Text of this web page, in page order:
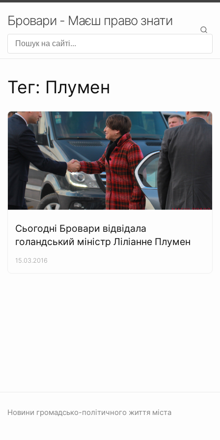
Бровари - Маєш право знати
Тег: Плумен
Сьогодні Бровари відвідала
голандський міністр Ліліанне Плумен
15.03.2016
Новини громадсько-політичного життя міста